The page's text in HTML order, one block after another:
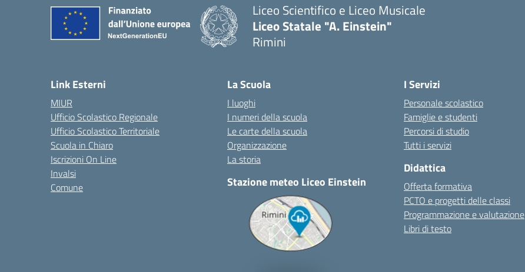
Liceo Scientifico e Liceo Musicale
Liceo Statale "A. Einstein"
Rimini
Link Esterni
MIUR
Ufficio Scolastico Regionale
Ufficio Scolastico Territoriale
Scuola in Chiaro
Iscrizioni On Line
Invalsi
Comune
La Scuola
I luoghi
I numeri della scuola
Le carte della scuola
Organizzazione
La storia
Stazione meteo Liceo Einstein
I Servizi
Personale scolastico
Famiglie e studenti
Percorsi di studio
Tutti i servizi
Didattica
Offerta formativa
PCTO e progetti delle classi
Programmazione e valutazione
Libri di testo